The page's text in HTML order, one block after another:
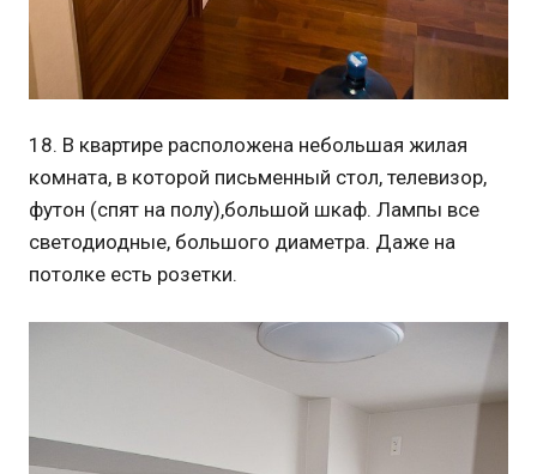
18. В квартире расположена небольшая жилая
комната, в которой письменный стол, телевизор,
футон (спят на полу),большой шкаф. Лампы все
светодиодные, большого диаметра. Даже на
потолке есть розетки.